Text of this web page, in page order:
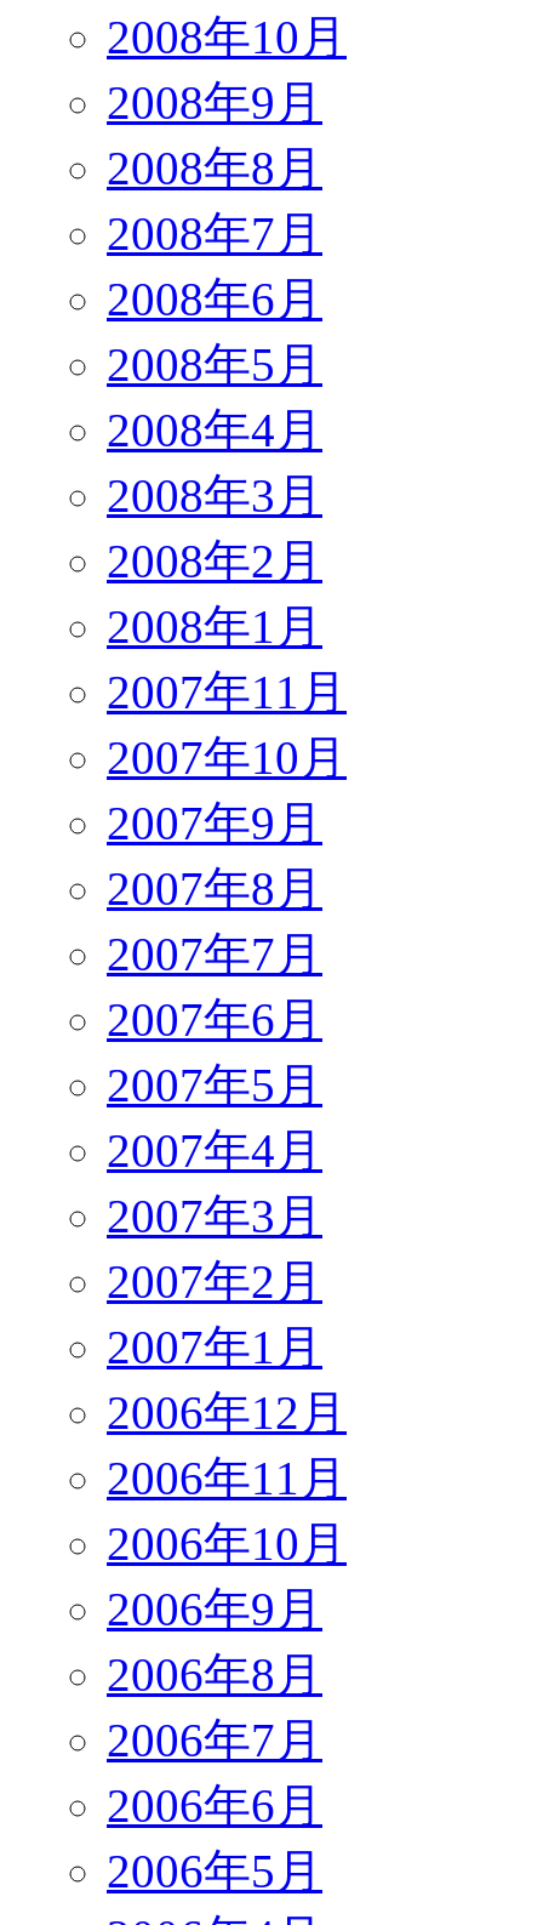
2008年10月
2008年9月
2008年8月
2008年7月
2008年6月
2008年5月
2008年4月
2008年3月
2008年2月
2008年1月
2007年11月
2007年10月
2007年9月
2007年8月
2007年7月
2007年6月
2007年5月
2007年4月
2007年3月
2007年2月
2007年1月
2006年12月
2006年11月
2006年10月
2006年9月
2006年8月
2006年7月
2006年6月
2006年5月